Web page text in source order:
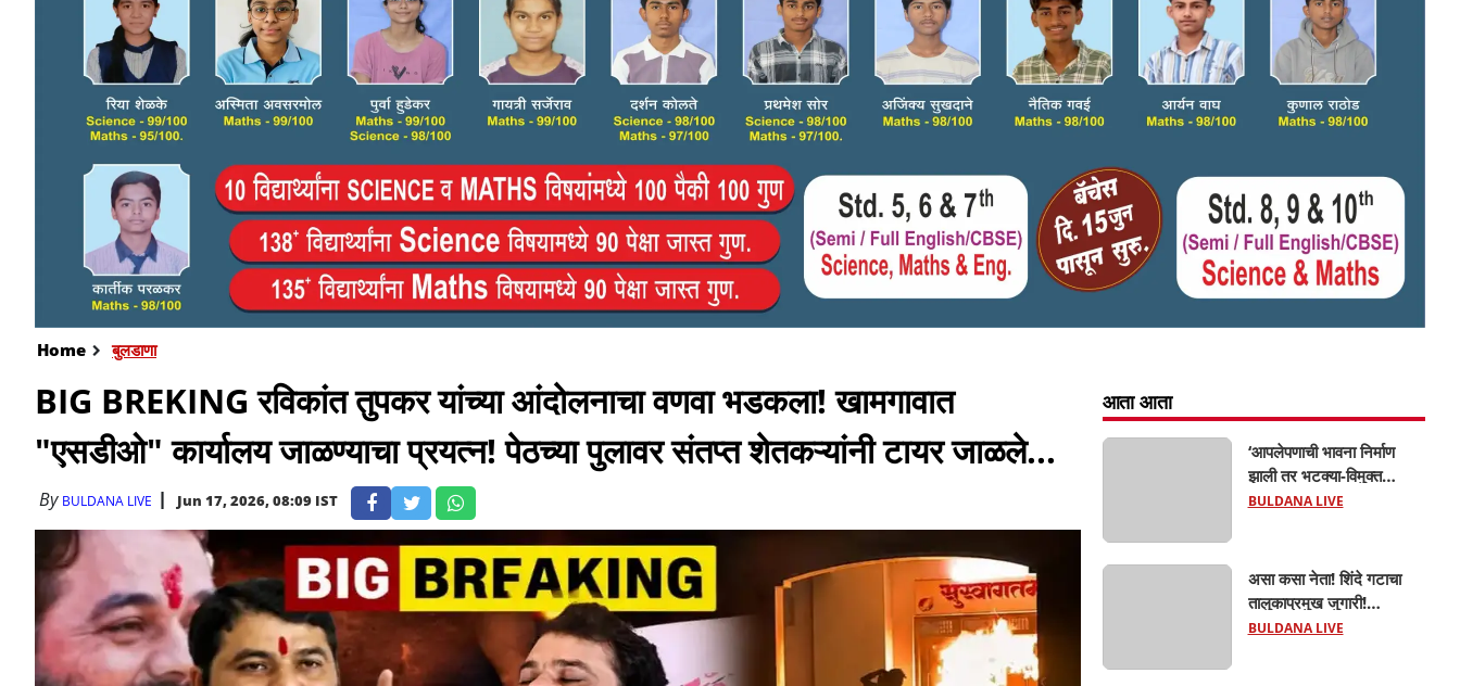
Home बुलडाणा
BIG BREKING रविकांत तुपकर यांच्या आंदोलनाचा वणवा भडकला! खामगावात
"एसडीओ" कार्यालय जाळण्याचा प्रयत्न! पेठच्या पुलावर संतप्त शेतकऱ्यांनी टायर जाळले...
By BULDANA LIVE Jun 17, 2026, 08:09 IST
आता आता
‘आपलेपणाची भावना निर्माण
झाली तर भटक्या-विमुक्त
समाजाचा उत्कर्ष दूर नाही’; ही
सरसंघचालक मोहनजी भागवत
यांचे प्रतिपादन!
BULDANA LIVE
असा कसा नेता! शिंदे गटाचा
तालुकाप्रमुख जुगारी!
खामगावात तालुकाप्रमुखांच्या
BULDANA LIVE